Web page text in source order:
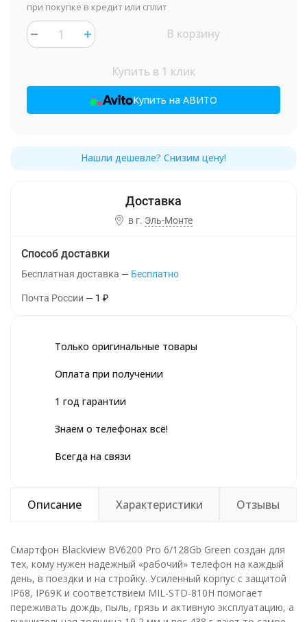
при покупке в кредит или сплит
В корзину
Купить в 1 клик
Купить на АВИТО
в г. Эль-Монте
Способ доставки
Бесплатная доставка Бесплатно
Почта России 1 ₽
Только оригинальные товары
Оплата при получении
1 год гарантии
Знаем о телефонах всё!
Всегда на связи
Описание Характеристики Отзывы
Смартфон Blackview BV6200 Pro 6/128Gb Green создан для
тех, кому нужен надежный «рабочий» телефон на каждый
день, в поездки и на стройку. Усиленный корпус с защитой
IP68, IP69K и соответствием MIL-STD-810H помогает
переживать дождь, пыль, грязь и активную эксплуатацию, а